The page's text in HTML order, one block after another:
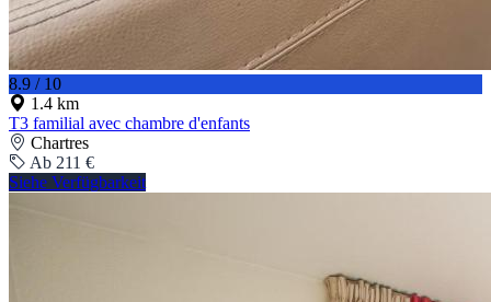
8.9 / 10
1.4 km
T3 familial avec chambre d'enfants
Chartres
Ab 211 €
Siehe Verfügbarkeit